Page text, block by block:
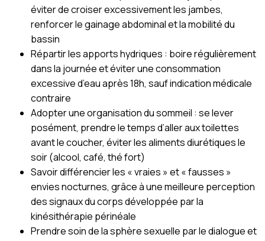
éviter de croiser excessivement les jambes,
renforcer le gainage abdominal et la mobilité du
bassin
Répartir les apports hydriques : boire régulièrement
dans la journée et éviter une consommation
excessive d’eau après 18h, sauf indication médicale
contraire
Adopter une organisation du sommeil : se lever
posément, prendre le temps d’aller aux toilettes
avant le coucher, éviter les aliments diurétiques le
soir (alcool, café, thé fort)
Savoir différencier les « vraies » et « fausses »
envies nocturnes, grâce à une meilleure perception
des signaux du corps développée par la
kinésithérapie périnéale
Prendre soin de la sphère sexuelle par le dialogue et